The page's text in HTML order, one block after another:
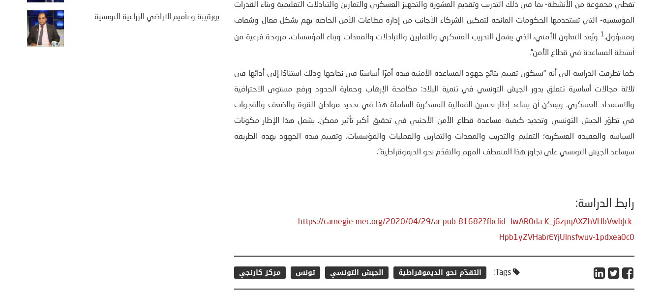
تغطي مجموعة من الأنشطة- بما في ذلك التدريب وتقديم المشورة والتجهيز العسكري والتمارين والتبادلات التعليمية وبناء القدرات
المؤسسية- التي تستخدمها الحكومات المانحة لتمكين الشركاء الأجانب من إدارة قطاعات الأمن الخاصة بهم بشكل فعال وشفاف
ومسؤول.1 ويُعد التعاون الأمني، الذي يشمل التدريب العسكري والتمارين والتبادلات والمعدات وبناء المؤسسات، مروحة فرعية من
أنشطة المساعدة في قطاع الأمن”.
كما تطرقت الدراسة الى أنه “سيكون تقييم نتائج جهود المساعدة الأمنية هذه أمرًا أساسيًا في نجاحها وذلك استنادًا إلى أدائها في
ثلاثة مجالات أساسية تتعلق بدور الجيش التونسي في تنمية البلاد: مكافحة الإرهاب وحماية الحدود ورفع مستوى الاحترافية
والاستعداد العسكري. ويمكن أن يساعد إطار تحسين الفعالية العسكرية الشاملة هذا في تحديد مواطن القوة والضعف والفجوات
في تطوّر الجيش التونسي وتحديد كيفية مساعدة قطاع الأمن الأجنبي في تحقيق أكبر تأثير ممكن. يشمل هذا الإطار مكونات
السياسة والعقيدة العسكرية؛ التعليم والتدريب والمعدات والتمارين والعمليات والمؤسسات. وتقييم هذه الجهود بهذه الطريقة
سيساعد الجيش التونسي على تجاوز هذا المنعطف المهم والتقدّم نحو الديموقراطية”.
رابط الدراسة:
https://carnegie-mec.org/2020/04/29/ar-pub-81682?fbclid=IwAR0da-K_j6zpqAXZhVHbVwbJck-
Hpb1yZVHabrEYjUlnsfwuv-1pdxea0c0
Tags: التقدّم نحو الديموقراطية الجيش التونسي تونس مركز كارنجي
بورقيبة و تأميم الاراضي الزراعية التونسية